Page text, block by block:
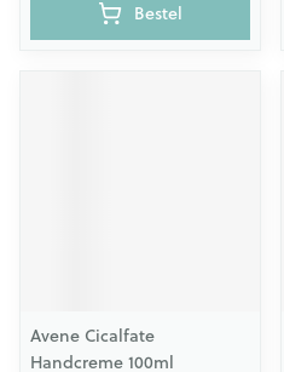
Bestel
Avene Cicalfate
Handcreme 100ml